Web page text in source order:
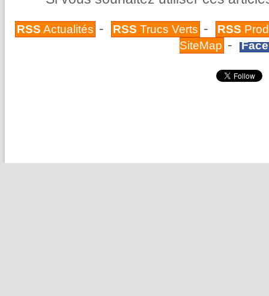
RSS Actualités - RSS Trucs Verts - RSS
SiteMap -